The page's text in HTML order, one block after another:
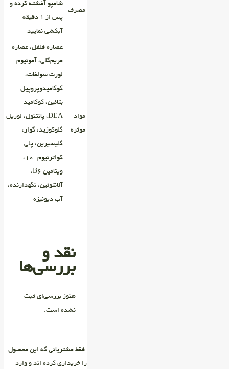
مصرف
شامپو آغشته کرده و
پس از ۱ دقیقه
آبکشی نمایید
مواد
موثره
عصاره فلفل، عصاره
مریم‌گلی، آمونیوم
لورت سولفات،
کوکامیدوپروپیل
بتائین، کوکامید
DEA، پانتنول، لوریل
گلوکوزید، گوار،
گلیسیرین، پلی
کواترنیوم-۱۰،
ویتامین B6،
آلانتوئین، نگهدارنده،
آب دیونیزه
نقد و
بررسی‌ها
هنوز بررسی‌ای ثبت
نشده است.
.فقط مشتریانی که این محصول
را خریداری کرده اند و وارد